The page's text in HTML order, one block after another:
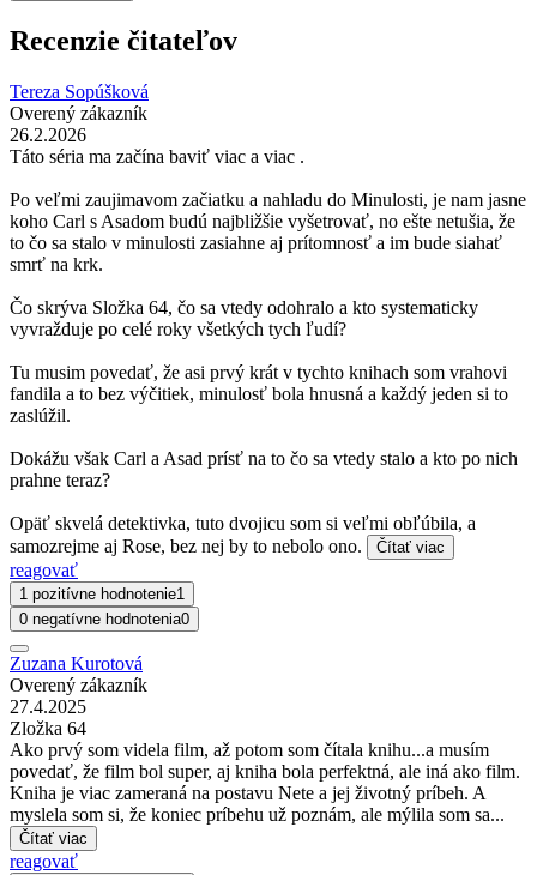
Recenzie čitateľov
Tereza Sopúšková
Overený zákazník
26.2.2026
Táto séria ma začína baviť viac a viac .
Po veľmi zaujimavom začiatku a nahladu do Minulosti, je nam jasne
koho Carl s Asadom budú najbližšie vyšetrovať, no ešte netušia, že
to čo sa stalo v minulosti zasiahne aj prítomnosť a im bude siahať
smrť na krk.
Čo skrýva Složka 64, čo sa vtedy odohralo a kto systematicky
vyvražduje po celé roky všetkých tych ľudí?
Tu musim povedať, že asi prvý krát v tychto knihach som vrahovi
fandila a to bez výčitiek, minulosť bola hnusná a každý jeden si to
zaslúžil.
Dokážu však Carl a Asad prísť na to čo sa vtedy stalo a kto po nich
prahne teraz?
Opäť skvelá detektivka, tuto dvojicu som si veľmi obľúbila, a
samozrejme aj Rose, bez nej by to nebolo ono.
Čítať viac
reagovať
1 pozitívne hodnotenie1
0 negatívne hodnotenia0
Zuzana Kurotová
Overený zákazník
27.4.2025
Zložka 64
Ako prvý som videla film, až potom som čítala knihu...a musím
povedať, že film bol super, aj kniha bola perfektná, ale iná ako film.
Kniha je viac zameraná na postavu Nete a jej životný príbeh. A
myslela som si, že koniec príbehu už poznám, ale mýlila som sa...
Čítať viac
reagovať